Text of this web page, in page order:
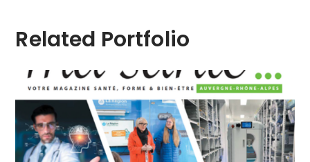
Related Portfolio